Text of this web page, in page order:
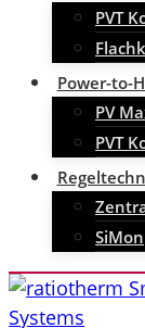
PVT
Power-to-
PV
PVT
SiMon